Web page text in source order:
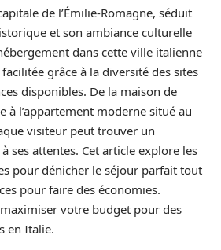
de l’Émilie-Romagne, séduit
et son ambiance culturelle
dans cette ville italienne
grâce à la diversité des sites
disponibles. De la maison de
à l’appartement moderne situé au
visiteur peut trouver un
ses attentes. Cet article explore les
pour dénicher le séjour parfait tout
pour faire des économies.
votre budget pour des
en Italie.